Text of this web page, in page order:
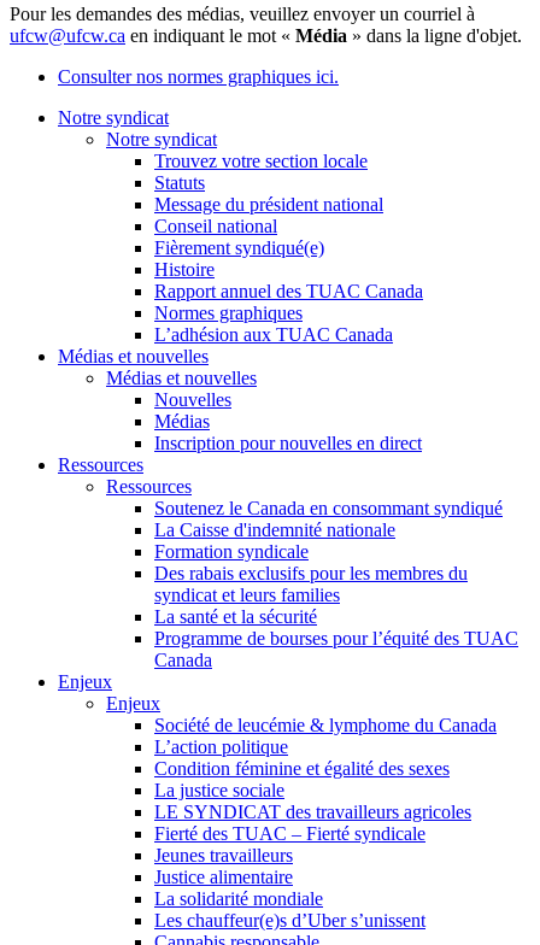
Pour les demandes des médias, veuillez envoyer un courriel à
ufcw@ufcw.ca en indiquant le mot « Média » dans la ligne d'objet.
Consulter nos normes graphiques ici.
Notre syndicat
Notre syndicat
Trouvez votre section locale
Statuts
Message du président national
Conseil national
Fièrement syndiqué(e)
Histoire
Rapport annuel des TUAC Canada
Normes graphiques
L’adhésion aux TUAC Canada
Médias et nouvelles
Médias et nouvelles
Nouvelles
Médias
Inscription pour nouvelles en direct
Ressources
Ressources
Soutenez le Canada en consommant syndiqué
La Caisse d'indemnité nationale
Formation syndicale
Des rabais exclusifs pour les membres du
syndicat et leurs families
La santé et la sécurité
Programme de bourses pour l’équité des TUAC
Canada
Enjeux
Enjeux
Société de leucémie & lymphome du Canada
L’action politique
Condition féminine et égalité des sexes
La justice sociale
LE SYNDICAT des travailleurs agricoles
Fierté des TUAC – Fierté syndicale
Jeunes travailleurs
Justice alimentaire
La solidarité mondiale
Les chauffeur(e)s d’Uber s’unissent